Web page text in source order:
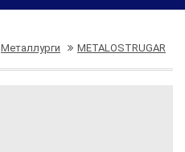
Металлурги METALOSTRUGAR